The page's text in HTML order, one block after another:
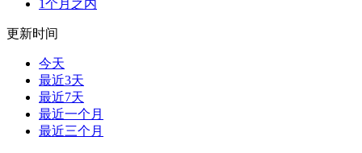
1个月之内
更新时间
今天
最近3天
最近7天
最近一个月
最近三个月